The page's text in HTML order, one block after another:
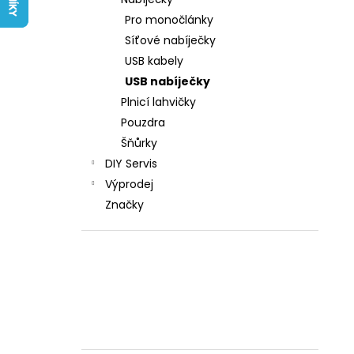
Pro monočlánky
Síťové nabíječky
USB kabely
USB nabíječky
Plnicí lahvičky
Pouzdra
Šňůrky
DIY Servis
Výprodej
Značky
LIQUID ARAMAX 4PACK CIGAR
TOBACCO 4X10ML-18MG
558 Kč